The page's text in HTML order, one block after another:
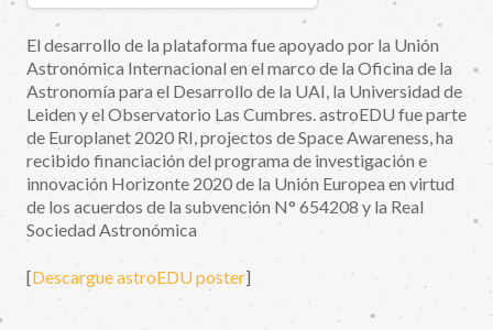
El desarrollo de la plataforma fue apoyado por la Unión
Astronómica Internacional en el marco de la Oficina de la
Astronomía para el Desarrollo de la UAI, la Universidad de
Leiden y el Observatorio Las Cumbres. astroEDU fue parte
de Europlanet 2020 RI, projectos de Space Awareness, ha
recibido financiación del programa de investigación e
innovación Horizonte 2020 de la Unión Europea en virtud
de los acuerdos de la subvención N° 654208 y la Real
Sociedad Astronómica
[Descargue astroEDU poster]